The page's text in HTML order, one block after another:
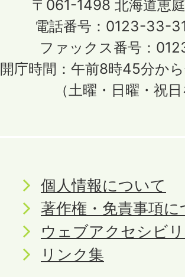
〒061-1498 北海道恵
電話番号：0123-33-
ファックス番号：
開庁時間：午前8時45分か
（土曜・日曜・祝
個人情報について
著作権・免責事項
ウェブアクセシビ
リンク集